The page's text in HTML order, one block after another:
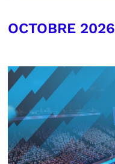
OCTOBRE 2026